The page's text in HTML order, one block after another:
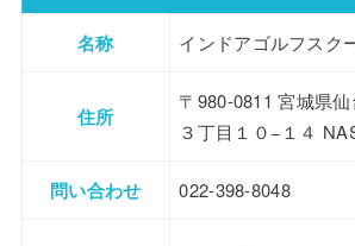
名称 インドアゴルフスク
住所
〒980-0811 宮城県
３丁目１０−１４
問い合わせ 022-398-8048